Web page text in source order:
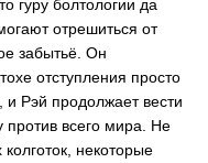
гуру болтологии да
отрешиться от
забытьё. Он
отступления просто
Рэй продолжает вести
против всего мира. Не
некоторые